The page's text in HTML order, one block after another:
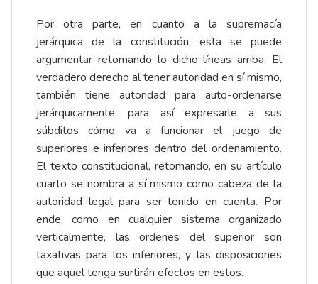
Por otra parte, en cuanto a la supremacía
jerárquica de la constitución, esta se puede
argumentar retomando lo dicho líneas arriba. El
verdadero derecho al tener autoridad en sí mismo,
también tiene autoridad para auto-ordenarse
jerárquicamente, para así expresarle a sus
súbditos cómo va a funcionar el juego de
superiores e inferiores dentro del ordenamiento.
El texto constitucional, retomando, en su artículo
cuarto se nombra a sí mismo como cabeza de la
autoridad legal para ser tenido en cuenta. Por
ende, como en cualquier sistema organizado
verticalmente, las ordenes del superior son
taxativas para los inferiores, y las disposiciones
que aquel tenga surtirán efectos en estos.